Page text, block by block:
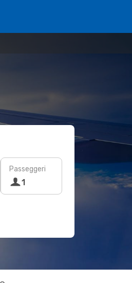
Passeggeri
1